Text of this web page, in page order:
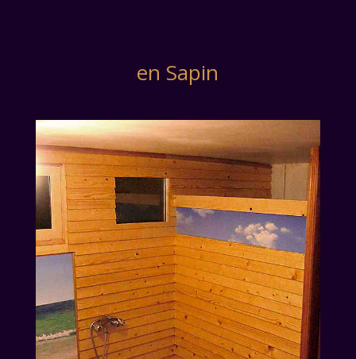
en Sapin